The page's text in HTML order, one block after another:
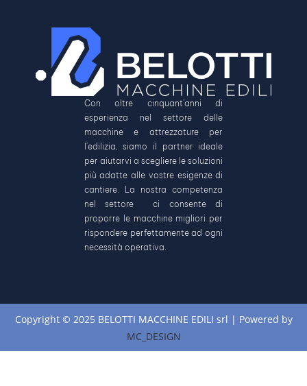
Con oltre cinquant’anni di
esperienza nel settore delle
macchine e attrezzature per
l’edilizia, siamo il partner ideale
per aiutarvi a scegliere le soluzioni
più adatte alle vostre esigenze di
cantiere. La nostra competenza
nel settore ci consente di
proporre le macchine migliori per
rispondere perfettamente ad ogni
necessità operativa.
Copyright © 2025 BELOTTI MACCHINE EDILI srl | Powered by
MC_DESIGN